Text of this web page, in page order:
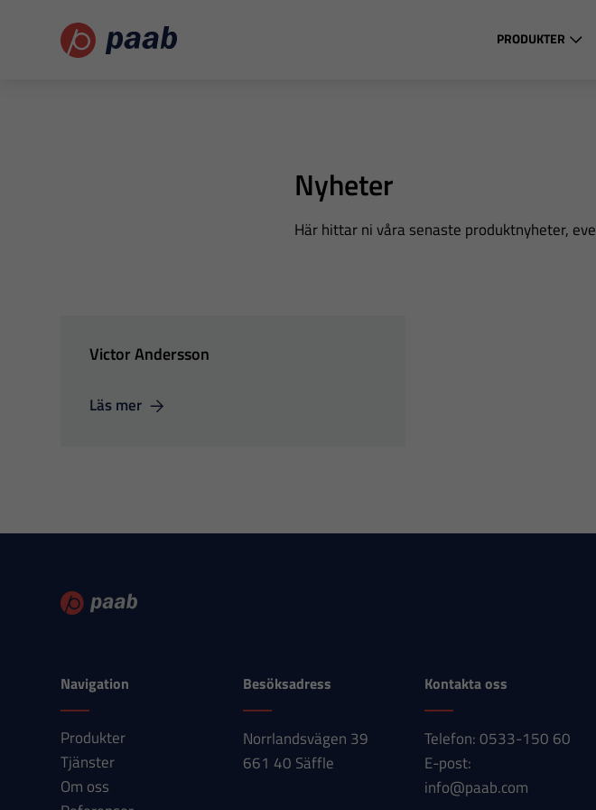
PRODUKTER
Nyheter
Här hittar ni våra senaste produktnyheter,
Victor Andersson
Läs mer
Navigation
Produkter
Tjänster
Om oss
Besöksadress
Norrlandsvägen 39
661 40 Säffle
Kontakta oss
Telefon: 0533-150 60
E-post:
info@paab.com